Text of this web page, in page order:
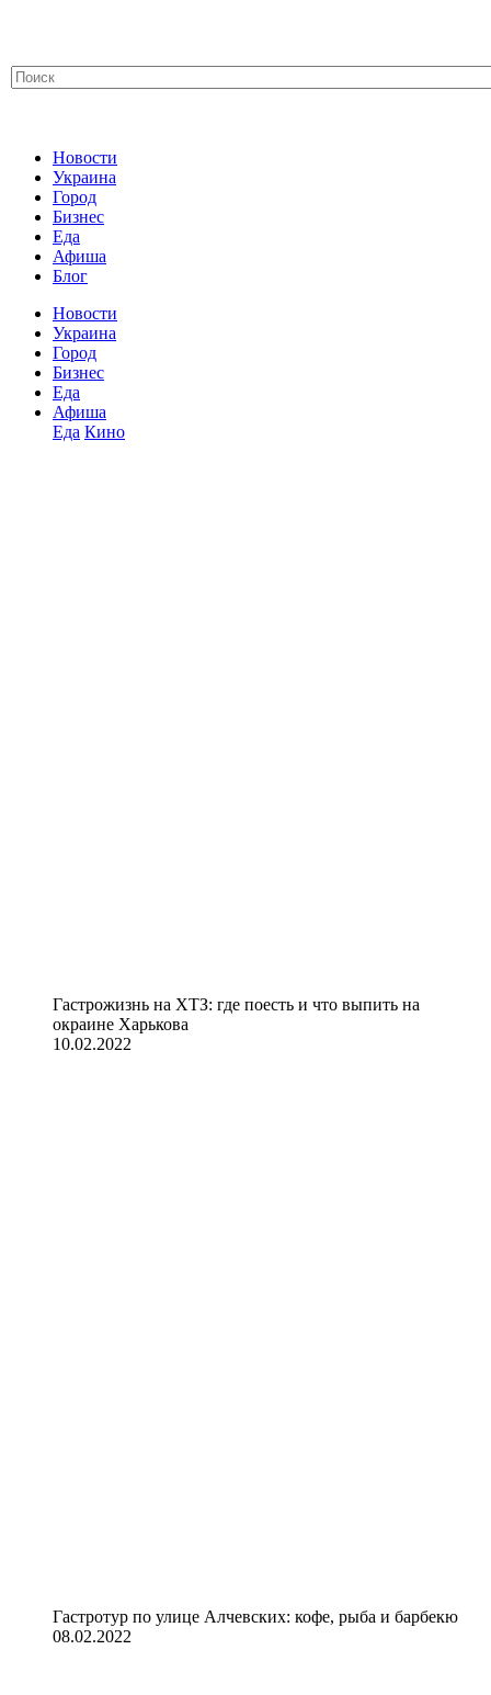
Новости
Украина
Город
Бизнес
Еда
Афиша
Блог
Новости
Украина
Город
Бизнес
Еда
Афиша
Еда Кино
Гастрожизнь на ХТЗ: где поесть и что выпить на
окраине Харькова
10.02.2022
Гастротур по улице Алчевских: кофе, рыба и барбекю
08.02.2022